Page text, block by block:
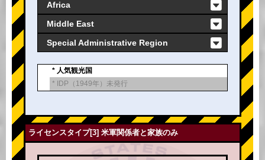
Africa
Middle East
Special Administrative Region
* 人気観光国
* IDP（1949年）未発行
ライセンスタイプ[3] 米軍関係者と家族のみ